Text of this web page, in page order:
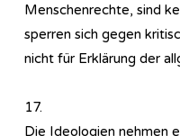
Menschenrechte, sind
sperren sich gegen
nicht für Erklärung der
17.
Die Ideologien nehmen